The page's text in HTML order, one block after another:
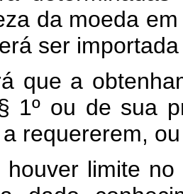
da moeda
ser
que a
1º ou de sua
requererem, ou
houver limite